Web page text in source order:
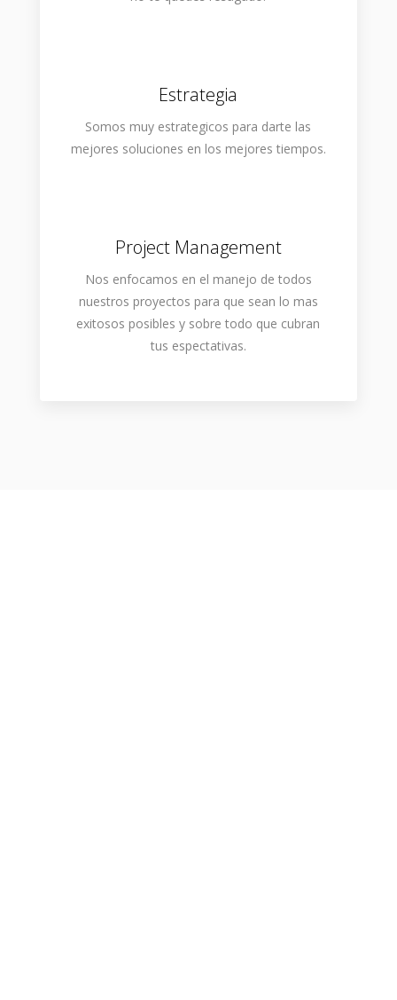
Estrategia
Somos muy estrategicos para darte las
mejores soluciones en los mejores tiempos.
Project Management
Nos enfocamos en el manejo de todos
nuestros proyectos para que sean lo mas
exitosos posibles y sobre todo que cubran
tus espectativas.